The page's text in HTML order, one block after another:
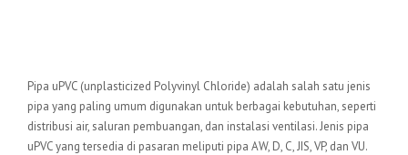
Pipa uPVC (unplasticized Polyvinyl Chloride) adalah salah satu jenis
pipa yang paling umum digunakan untuk berbagai kebutuhan, seperti
distribusi air, saluran pembuangan, dan instalasi ventilasi. Jenis pipa
uPVC yang tersedia di pasaran meliputi pipa AW, D, C, JIS, VP, dan VU.